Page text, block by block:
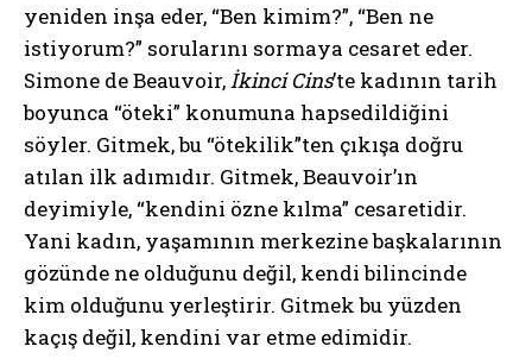
yeniden inşa eder, “Ben kimim?”, “Ben ne
istiyorum?” sorularını sormaya cesaret eder.
Simone de Beauvoir,İkinci Cins’te kadının tarih
boyunca “öteki” konumuna hapsedildiğini
söyler. Gitmek, bu “ötekilik”ten çıkışa doğru
atılan ilk adımıdır. Gitmek, Beauvoir’ın
deyimiyle, “kendini özne kılma” cesaretidir.
Yani kadın, yaşamının merkezine başkalarının
gözünde ne olduğunu değil, kendi bilincinde
kim olduğunu yerleştirir. Gitmek bu yüzden
kaçış değil, kendini var etme edimidir.